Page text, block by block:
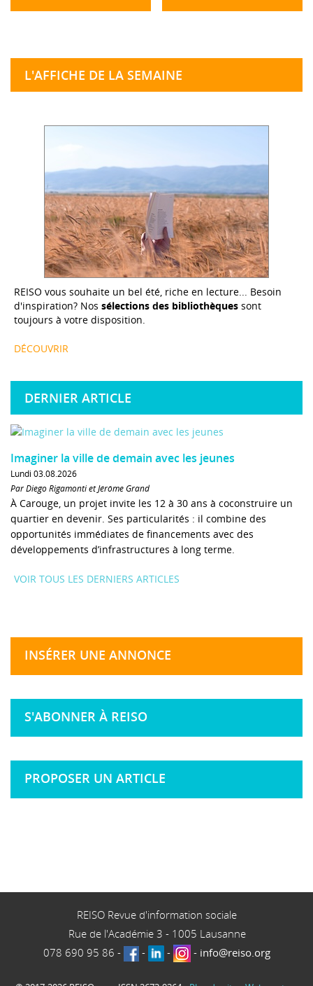
L'AFFICHE DE LA SEMAINE
REISO vous souhaite un bel été, riche en lecture... Besoin
d'inspiration? Nos sélections des bibliothèques sont
toujours à votre disposition.
DÉCOUVRIR
DERNIER ARTICLE
Imaginer la ville de demain avec les jeunes
Lundi 03.08.2026
Par Diego Rigamonti et Jérôme Grand
À Carouge, un projet invite les 12 à 30 ans à coconstruire un
quartier en devenir. Ses particularités : il combine des
opportunités immédiates de financements avec des
développements d’infrastructures à long terme.
VOIR TOUS LES DERNIERS ARTICLES
INSÉRER UNE ANNONCE
S'ABONNER À REISO
PROPOSER UN ARTICLE
REISO Revue d'information sociale
Rue de l'Académie 3 - 1005 Lausanne
078 690 95 86 - - - - info@reiso.org